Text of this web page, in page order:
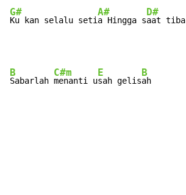
G#
Ku kan selalu seti
A#
a Hingga s
D#
aat tiba
B
Sabarlah
C#m
menanti u
E
sah gelis
B
ah